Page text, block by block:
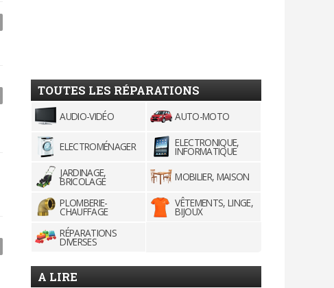
TOUTES LES RÉPARATIONS
AUDIO-VIDÉO AUTO-MOTO
ELECTROMÉNAGER ELECTRONIQUE,
INFORMATIQUE
JARDINAGE,
BRICOLAGE
MOBILIER, MAISON
PLOMBERIE-
CHAUFFAGE
VÊTEMENTS, LINGE,
BIJOUX
RÉPARATIONS
DIVERSES
A LIRE